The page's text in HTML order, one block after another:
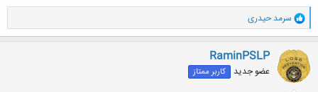
و
ا
ک
ن
ش
ه
ا
سرمد حیدری
RaminPSLP
عضو جدید کاربر ممتاز